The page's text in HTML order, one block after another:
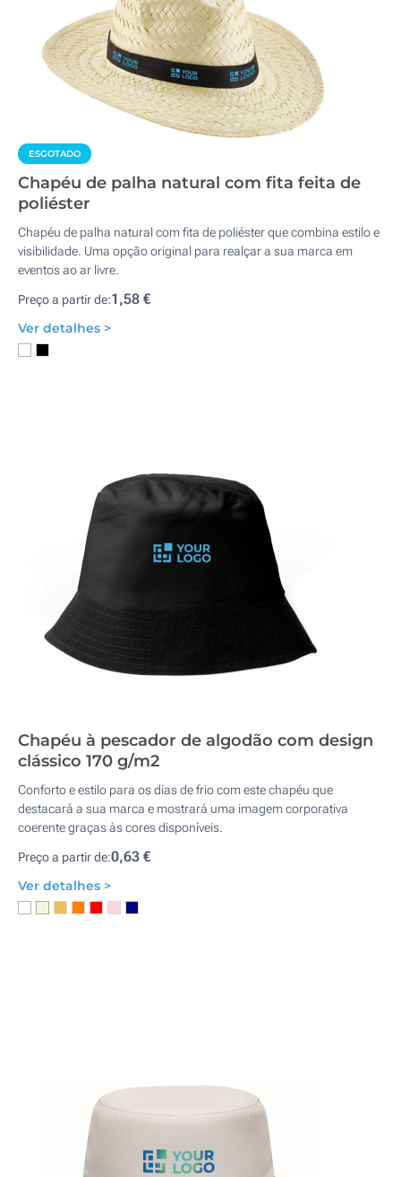
ESGOTADO
Chapéu de palha natural com fita feita de
poliéster
Chapéu de palha natural com fita de poliéster que combina estilo e
visibilidade. Uma opção original para realçar a sua marca em
eventos ao ar livre.
Preço a partir de:1,58 €
Ver detalhes >
Chapéu à pescador de algodão com design
clássico 170 g/m2
Conforto e estilo para os dias de frio com este chapéu que
destacará a sua marca e mostrará uma imagem corporativa
coerente graças às cores disponíveis.
Preço a partir de:0,63 €
Ver detalhes >